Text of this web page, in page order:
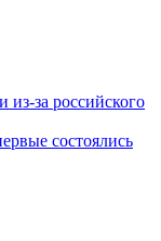
из-за российского
состоялись